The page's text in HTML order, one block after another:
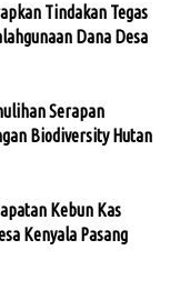
Tindakan Tegas
Dana Desa
Serapan
Biodiversity Hutan
Kebun Kas
Kenyala Pasang